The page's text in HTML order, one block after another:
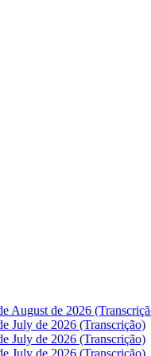
August de 2026
July de 2026 (Transcrição)
July de 2026 (Transcrição)
July de 2026 (Transcrição)